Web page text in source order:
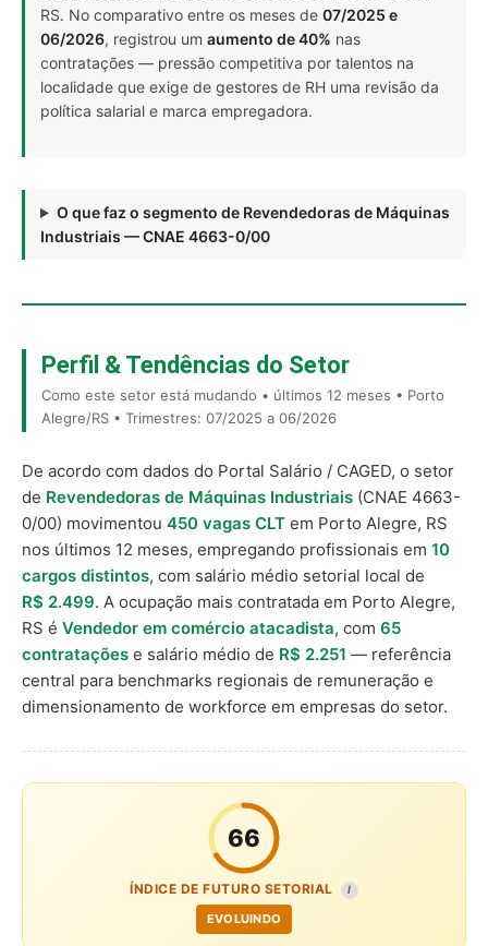
RS. No comparativo entre os meses de 07/2025 e
06/2026, registrou um aumento de 40% nas
contratações — pressão competitiva por talentos na
localidade que exige de gestores de RH uma revisão da
política salarial e marca empregadora.
O que faz o segmento de Revendedoras de Máquinas
Industriais — CNAE 4663-0/00
Perfil & Tendências do Setor
Como este setor está mudando • últimos 12 meses • Porto
Alegre/RS • Trimestres: 07/2025 a 06/2026
De acordo com dados do Portal Salário / CAGED, o setor
de Revendedoras de Máquinas Industriais (CNAE 4663-
0/00) movimentou 450 vagas CLT em Porto Alegre, RS
nos últimos 12 meses, empregando profissionais em 10
cargos distintos, com salário médio setorial local de
R$ 2.499. A ocupação mais contratada em Porto Alegre,
RS é Vendedor em comércio atacadista, com 65
contratações e salário médio de R$ 2.251 — referência
central para benchmarks regionais de remuneração e
dimensionamento de workforce em empresas do setor.
66
ÍNDICE DE FUTURO SETORIAL I
EVOLUINDO